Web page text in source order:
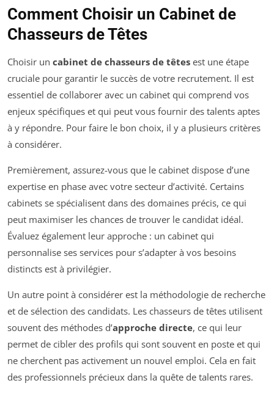
Comment Choisir un Cabinet de
Chasseurs de Têtes
Choisir un cabinet de chasseurs de têtes est une étape
cruciale pour garantir le succès de votre recrutement. Il est
essentiel de collaborer avec un cabinet qui comprend vos
enjeux spécifiques et qui peut vous fournir des talents aptes
à y répondre. Pour faire le bon choix, il y a plusieurs critères
à considérer.
Premièrement, assurez-vous que le cabinet dispose d’une
expertise en phase avec votre secteur d’activité. Certains
cabinets se spécialisent dans des domaines précis, ce qui
peut maximiser les chances de trouver le candidat idéal.
Évaluez également leur approche : un cabinet qui
personnalise ses services pour s’adapter à vos besoins
distincts est à privilégier.
Un autre point à considérer est la méthodologie de recherche
et de sélection des candidats. Les chasseurs de têtes utilisent
souvent des méthodes d’approche directe, ce qui leur
permet de cibler des profils qui sont souvent en poste et qui
ne cherchent pas activement un nouvel emploi. Cela en fait
des professionnels précieux dans la quête de talents rares.